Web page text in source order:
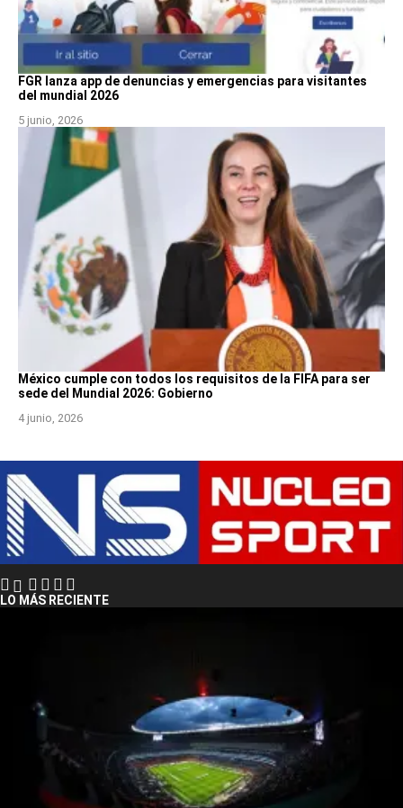
FGR lanza app de denuncias y emergencias para visitantes
del mundial 2026
5 junio, 2026
México cumple con todos los requisitos de la FIFA para ser
sede del Mundial 2026: Gobierno
4 junio, 2026
LO MÁS RECIENTE